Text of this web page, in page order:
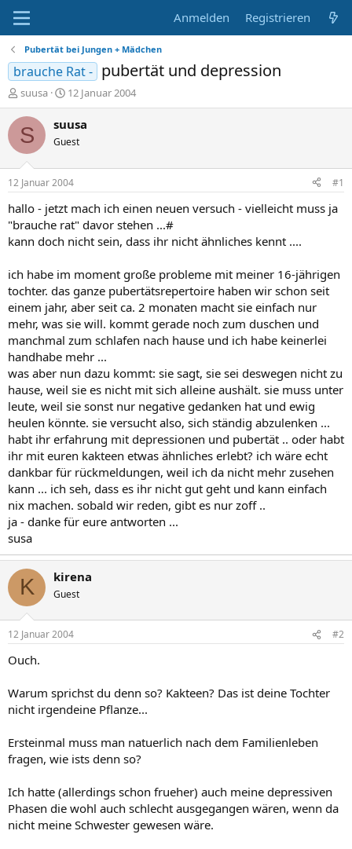
Anmelden Registrieren
Pubertät bei Jungen + Mädchen
brauche Rat - pubertät und depression
E
r
s
t
e
r
suusa
E
r
s
e
l
t
a
m
12 Januar 2004
S suusa
Guest
12 Januar 2004 #1
hallo - jetzt mach ich einen neuen versuch - vielleicht muss ja
"brauche rat" davor stehen ...#
kann doch nicht sein, dass ihr nicht ähnliches kennt ....
ich habe im moment große probleme mit meiner 16-jährigen
tochter. das ganze pubertätsrepertoire haben wir schon seit
einem jahr, aber seit ca. 2 monaten macht sie einfach nur
mehr, was sie will. kommt gerade noch zum duschen und
manchmal zum schlafen nach hause und ich habe keinerlei
handhabe mehr ...
was aber nun dazu kommt: sie sagt, sie sei deswegen nicht zu
hause, weil sie es nicht mit sich alleine aushält. sie muss unter
leute, weil sie sonst nur negative gedanken hat und ewig
heulen könnte. sie versucht also, sich ständig abzulenken ...
habt ihr erfahrung mit depressionen und pubertät .. oder habt
ihr mit euren kakteen etwas ähnliches erlebt? ich wäre echt
dankbar für rückmeldungen, weil ich da nicht mehr zusehen
kann ... ich seh, dass es ihr nicht gut geht und kann einfach
nix machen. sobald wir reden, gibt es nur zoff ..
ja - danke für eure antworten ...
susa
K kirena
Guest
12 Januar 2004 #2
Ouch.
Warum sprichst du denn so? Kakteen? Das ist deine Tochter
nicht irgendeine Pflanze...
Ersteinmal muss man natuerlich nach dem Familienleben
fragen, wie ists denn so?
Ich hatte (allerdings schon frueher) auch meine depressiven
Phasen die wohl auch schlecht ausgegangen wären, wenn da
nicht meine Schwester gewesen wäre.